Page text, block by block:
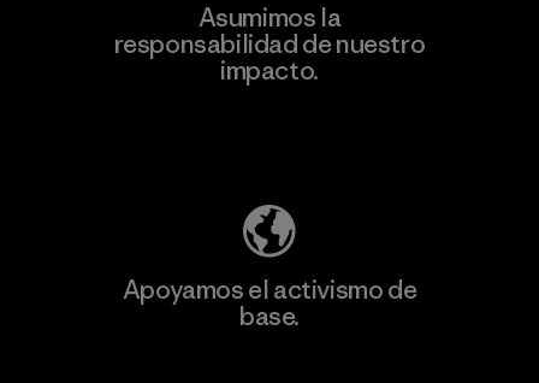
información
Asumimos la
responsabilidad de nuestro
impacto.
Apoyamos el activismo de
base.